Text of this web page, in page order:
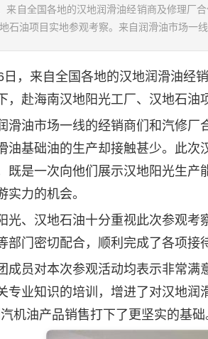
来自全国各地的汉地润滑油经销商及修理厂
石油项目实地参观考察。来自润滑油市场一
，来自全国各地的汉地润滑油经
，赴海南汉地阳光工厂、汉地石油
滑油市场一线的经销商们和汽修厂
油基础油的生产却接触甚少。此次
既是一次向他们展示汉地阳光生
实力的机会。
、汉地石油十分重视此次参观考
部门密切配合，顺利完成了各项接
员对本次参观活动均表示非常满
专业知识的培训，增进了对汉地
机油产品销售打下了更坚实的基础